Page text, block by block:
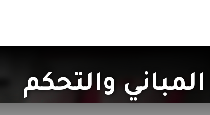
المباني والتحكم